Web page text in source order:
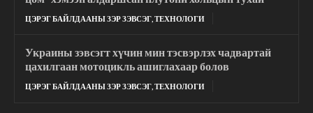
ЦЭРЭГ БАЙЛДААНЫ ЗЭР ЗЭВСЭГ, ТЕХНОЛОГИ
Украины зэвсэгт хүчин мин тэсвэрлэх чадвартай
цахилгаан мотоцикль ашиглахаар болов
ЦЭРЭГ БАЙЛДААНЫ ЗЭР ЗЭВСЭГ, ТЕХНОЛОГИ